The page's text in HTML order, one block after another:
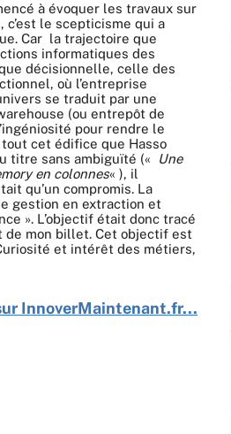
à évoquer les travaux sur
c’est le scepticisme qui a
Car la trajectoire que
informatiques des
décisionnelle, celle des
où l’entreprise
se traduit par une
(ou entrepôt de
pour rendre le
cet édifice que Hasso
titre sans ambiguïté («
Une
en colonnes« ), il
qu’un compromis. La
gestion en extraction et
». L’objectif était donc tracé
de mon billet. Cet objectif est
et intérêt des métiers,
InnoverMaintenant.fr...